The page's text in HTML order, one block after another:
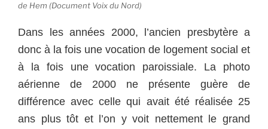
de Hem (Document Voix du Nord)
Dans les années 2000, l’ancien presbytère a
donc à la fois une vocation de logement social et
à la fois une vocation paroissiale. La photo
aérienne de 2000 ne présente guère de
différence avec celle qui avait été réalisée 25
ans plus tôt et l’on y voit nettement le grand